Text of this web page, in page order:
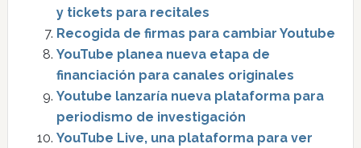
y tickets para recitales
Recogida de firmas para cambiar Youtube
YouTube planea nueva etapa de
financiación para canales originales
Youtube lanzaría nueva plataforma para
periodismo de investigación
YouTube Live, una plataforma para ver